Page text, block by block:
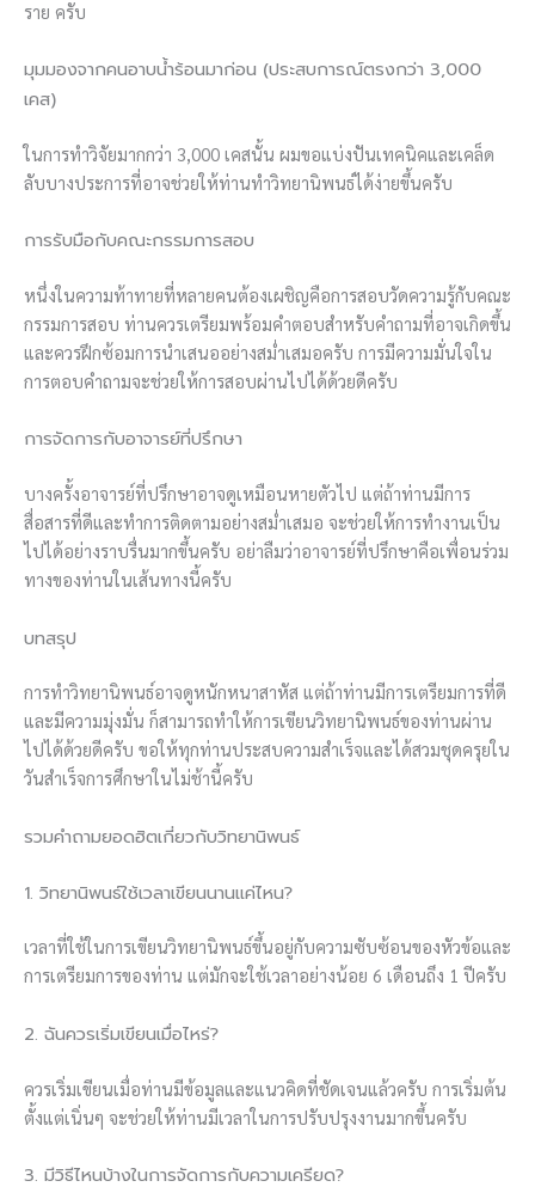
ราย ครับ
มุมมองจากคนอาบน้ำร้อนมาก่อน (ประสบการณ์ตรงกว่า 3,000
เคส)
ในการทำวิจัยมากกว่า 3,000 เคสนั้น ผมขอแบ่งปันเทคนิคและเคล็ด
ลับบางประการที่อาจช่วยให้ท่านทำวิทยานิพนธ์ได้ง่ายขึ้นครับ
การรับมือกับคณะกรรมการสอบ
หนึ่งในความท้าทายที่หลายคนต้องเผชิญคือการสอบวัดความรู้กับคณะ
กรรมการสอบ ท่านควรเตรียมพร้อมคำตอบสำหรับคำถามที่อาจเกิดขึ้น
และควรฝึกซ้อมการนำเสนออย่างสม่ำเสมอครับ การมีความมั่นใจใน
การตอบคำถามจะช่วยให้การสอบผ่านไปได้ด้วยดีครับ
การจัดการกับอาจารย์ที่ปรึกษา
บางครั้งอาจารย์ที่ปรึกษาอาจดูเหมือนหายตัวไป แต่ถ้าท่านมีการ
สื่อสารที่ดีและทำการติดตามอย่างสม่ำเสมอ จะช่วยให้การทำงานเป็น
ไปได้อย่างราบรื่นมากขึ้นครับ อย่าลืมว่าอาจารย์ที่ปรึกษาคือเพื่อนร่วม
ทางของท่านในเส้นทางนี้ครับ
บทสรุป
การทำวิทยานิพนธ์อาจดูหนักหนาสาหัส แต่ถ้าท่านมีการเตรียมการที่ดี
และมีความมุ่งมั่น ก็สามารถทำให้การเขียนวิทยานิพนธ์ของท่านผ่าน
ไปได้ด้วยดีครับ ขอให้ทุกท่านประสบความสำเร็จและได้สวมชุดครุยใน
วันสำเร็จการศึกษาในไม่ช้านี้ครับ
รวมคำถามยอดฮิตเกี่ยวกับวิทยานิพนธ์
1. วิทยานิพนธ์ใช้เวลาเขียนนานแค่ไหน?
เวลาที่ใช้ในการเขียนวิทยานิพนธ์ขึ้นอยู่กับความซับซ้อนของหัวข้อและ
การเตรียมการของท่าน แต่มักจะใช้เวลาอย่างน้อย 6 เดือนถึง 1 ปีครับ
2. ฉันควรเริ่มเขียนเมื่อไหร่?
ควรเริ่มเขียนเมื่อท่านมีข้อมูลและแนวคิดที่ชัดเจนแล้วครับ การเริ่มต้น
ตั้งแต่เนิ่นๆ จะช่วยให้ท่านมีเวลาในการปรับปรุงงานมากขึ้นครับ
3. มีวิธีไหนบ้างในการจัดการกับความเครียด?